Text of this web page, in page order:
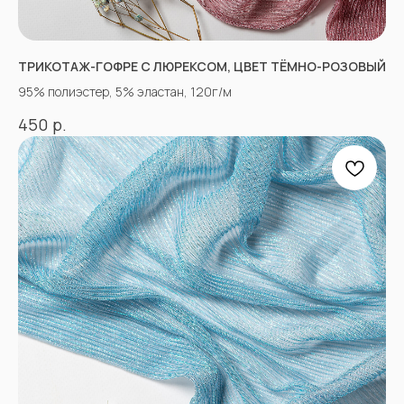
ТРИКОТАЖ-ГОФРЕ С ЛЮРЕКСОМ, ЦВЕТ ТЁМНО-РОЗОВЫЙ
95% полиэстер, 5% эластан, 120г/м
450 р.
магазин тканей
@ 2026
ИП Вакульчик Мария Олеговна
ОГРН 322265100088534
ИНН 262609965884
КАТАЛОГ
Полный каталог тканей
Новинки
*